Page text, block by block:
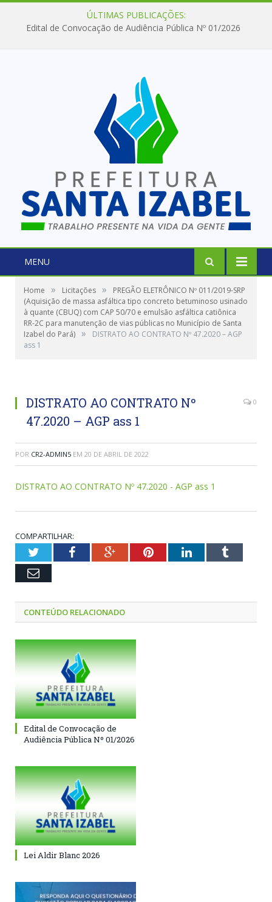
ÚLTIMAS PUBLICAÇÕES:
Edital de Convocação de Audiência Pública Nº 01/2026
MENU
Home » Licitações »
PREGÃO ELETRÔNICO Nº 011/2019-SRP
(Aquisição de massa asfáltica tipo concreto betuminoso usinado
à quante (CBUQ) com CAP 50/70 e emulsão asfáltica catiônica
RR-2C para manutenção de vias públicas no Município de Santa
Izabel do Pará) »
DISTRATO AO CONTRATO Nº 47.2020 – AGP
ass 1
DISTRATO AO CONTRATO Nº
47.2020 – AGP ass 1
0
POR CR2-ADMIN5 EM 20 DE ABRIL DE 2022
DISTRATO AO CONTRATO Nº 47.2020 - AGP ass 1
COMPARTILHAR:
TwitterFacebookGoogle+PinterestLinkedInTumblr
Email
CONTEÚDO RELACIONADO
Edital de Convocação de
Audiência Pública Nº 01/2026
Lei Aldir Blanc 2026